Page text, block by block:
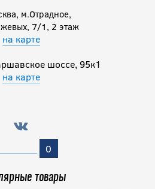
м.Отрадное,
7/1, 2 этаж
на карте
шоссе, 95к1
на карте
0
товары